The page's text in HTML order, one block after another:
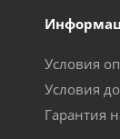
Условия
Условия
Гарантия